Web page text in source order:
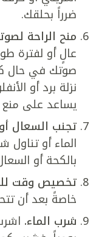
ضرراً بحلقك.
منح الراحة
عالٍ أو لفترة
صوتك في حال
نزلة برد أو
يساعد على منع
تجنب السعال
الماء أو
بالكحة أو
تخصيص وقت
خاصةً بعد أن
شرب الماء.